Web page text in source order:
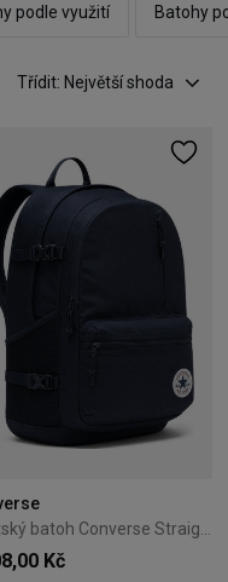
podle využití Batohy
Třídit: Největší shoda
Kč